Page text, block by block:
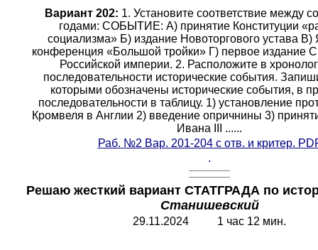
Вариант 202: 1. Установите соответствие между
годами: СОБЫТИЕ: A) принятие Конституции
социализма» Б) издание Новоторгового устава B)
конференция «Большой тройки» Г) первое издание
Российской империи. 2. Расположите в
последовательности исторические события.
которыми обозначены исторические события, в
последовательности в таблицу. 1) установление
Кромвеля в Англии 2) введение опричнины 3)
Ивана III ......
Раб. №2 Вар. 201-204 с отв. и критер.
.
Решаю жесткий вариант СТАТГРАДА по
Станишевский
29.11.2024 1 час 12 мин.